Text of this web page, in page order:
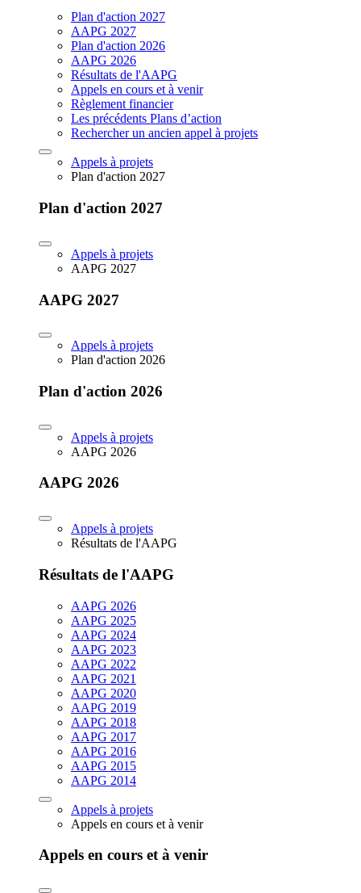
Plan d'action 2027
AAPG 2027
Plan d'action 2026
AAPG 2026
Résultats de l'AAPG
Appels en cours et à venir
Règlement financier
Les précédents Plans d’action
Rechercher un ancien appel à projets
Appels à projets
Plan d'action 2027
Plan d'action 2027
Appels à projets
AAPG 2027
AAPG 2027
Appels à projets
Plan d'action 2026
Plan d'action 2026
Appels à projets
AAPG 2026
AAPG 2026
Appels à projets
Résultats de l'AAPG
Résultats de l'AAPG
AAPG 2026
AAPG 2025
AAPG 2024
AAPG 2023
AAPG 2022
AAPG 2021
AAPG 2020
AAPG 2019
AAPG 2018
AAPG 2017
AAPG 2016
AAPG 2015
AAPG 2014
Appels à projets
Appels en cours et à venir
Appels en cours et à venir